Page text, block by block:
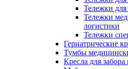
Тележки
Тележки
логистики
Тележки
Гериатрические
Тумбы
Кресла для забора